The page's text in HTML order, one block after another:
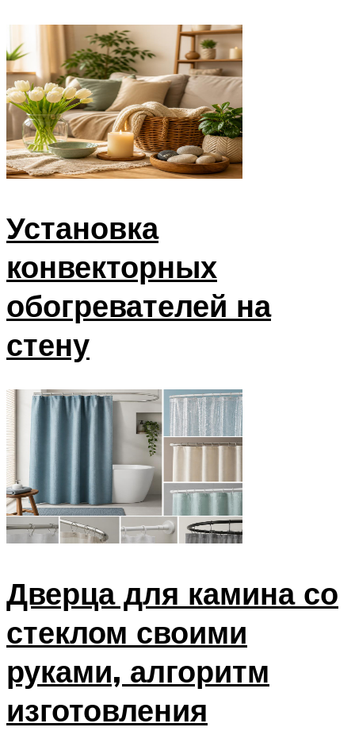
Установка
конвекторных
обогревателей на
стену
Дверца для камина со
стеклом своими
руками, алгоритм
изготовления